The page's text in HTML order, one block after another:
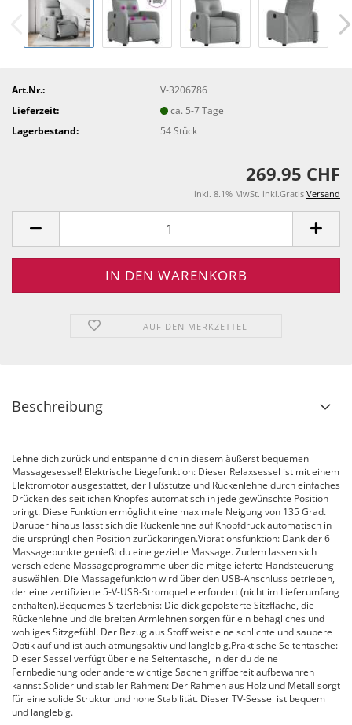
Art.Nr.:
V-3206786
Lieferzeit:
ca. 5-7 Tage
Lagerbestand:
54Stück
269.95 CHF
inkl. 8.1% MwSt. inkl.Gratis Versand
AUF DEN MERKZETTEL
Beschreibung
Lehne dich zurück und entspanne dich in diesem äußerst bequemen
Massagesessel! Elektrische Liegefunktion: Dieser Relaxsessel ist mit einem
Elektromotor ausgestattet, der Fußstütze und Rückenlehne durch einfaches
Drücken des seitlichen Knopfes automatisch in jede gewünschte Position
bringt. Diese Funktion ermöglicht eine maximale Neigung von 135 Grad.
Darüber hinaus lässt sich die Rückenlehne auf Knopfdruck automatisch in
die ursprünglichen Position zurückbringen.Vibrationsfunktion: Dank der 6
Massagepunkte genießt du eine gezielte Massage. Zudem lassen sich
verschiedene Massageprogramme über die mitgelieferte Handsteuerung
auswählen. Die Massagefunktion wird über den USB-Anschluss betrieben,
der eine zertifizierte 5-V-USB-Stromquelle erfordert (nicht im Lieferumfang
enthalten).Bequemes Sitzerlebnis: Die dick gepolsterte Sitzfläche, die
Rückenlehne und die breiten Armlehnen sorgen für ein behagliches und
wohliges Sitzgefühl. Der Bezug aus Stoff weist eine schlichte und saubere
Optik auf und ist auch atmungsaktiv und langlebig.Praktische Seitentasche:
Dieser Sessel verfügt über eine Seitentasche, in der du deine
Fernbedienung oder andere wichtige Sachen griffbereit aufbewahren
kannst.Solider und stabiler Rahmen: Der Rahmen aus Holz und Metall sorgt
für eine solide Struktur und hohe Stabilität. Dieser TV-Sessel ist bequem
und langlebig.